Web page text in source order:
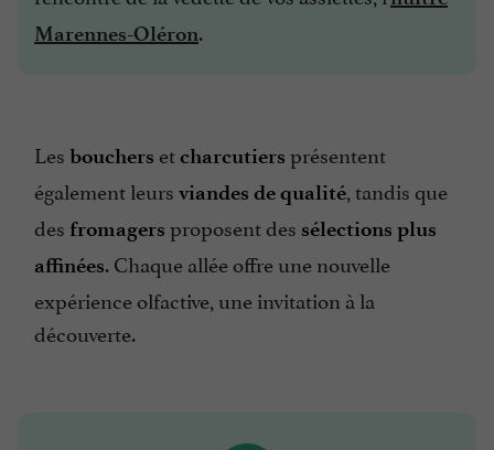
Marennes-Oléron.
Les bouchers etcharcutiers présentent
également leurs viandes de qualité, tandis que
des fromagers proposent des sélections plus
affinées. Chaque allée offre une nouvelle
expérience olfactive, une invitation à la
découverte.